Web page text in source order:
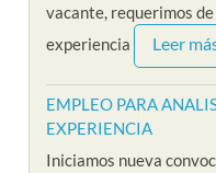
vacante, requerimos
experiencia
Leer
EMPLEO PARA
EXPERIENCIA
Iniciamos nueva